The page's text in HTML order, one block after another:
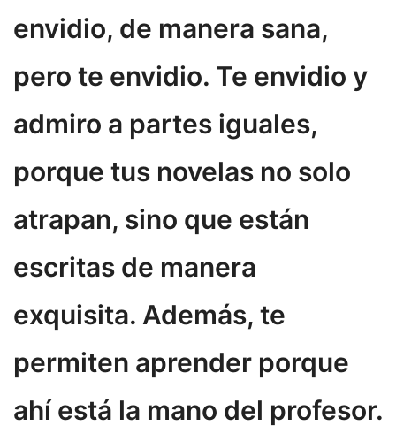
envidio, de manera sana,
pero te envidio. Te envidio y
admiro a partes iguales,
porque tus novelas no solo
atrapan, sino que están
escritas de manera
exquisita. Además, te
permiten aprender porque
ahí está la mano del profesor.